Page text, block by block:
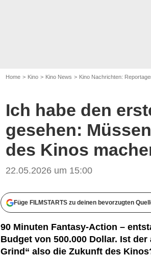
Home Kino Kino News Kino Nachrichten:
Ich habe den
gesehen:
des Kinos
22.05.2026 um 15:00
Füge FILMSTARTS zu deinen bevorzugten
90 Minuten Fantasy-Action –
Budget von 500.000 Dollar. Ist
Grind“ also die Zukunft des